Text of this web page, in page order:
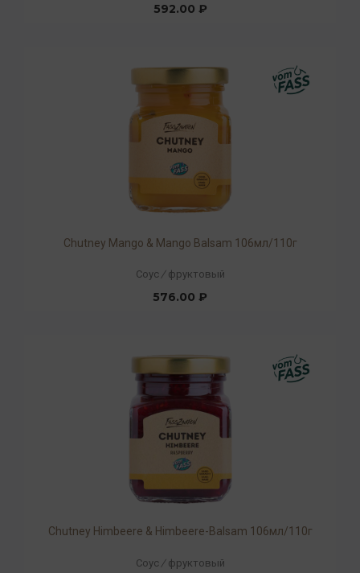
592.00 ₽
Chutney Mango & Mango Balsam 106мл/110г
Соус / фруктовый
576.00 ₽
Chutney Himbeere & Himbeere-Balsam 106мл/110г
Соус / фруктовый